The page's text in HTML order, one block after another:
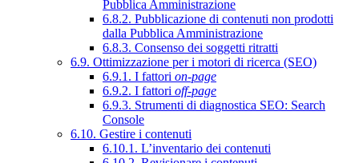
Pubblica Amministrazione
6.8.2. Pubblicazione di contenuti non prodotti
dalla Pubblica Amministrazione
6.8.3. Consenso dei soggetti ritratti
6.9. Ottimizzazione per i motori di ricerca (SEO)
6.9.1. I fattori on-page
6.9.2. I fattori off-page
6.9.3. Strumenti di diagnostica SEO: Search
Console
6.10. Gestire i contenuti
6.10.1. L’inventario dei contenuti